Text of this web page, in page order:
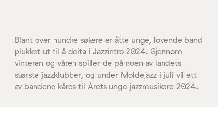
Blant over hundre søkere er åtte unge, lovende band
plukket ut til å delta i Jazzintro 2024. Gjennom
vinteren og våren spiller de på noen av landets
største jazzklubber, og under Moldejazz i juli vil ett
av bandene kåres til Årets unge jazzmusikere 2024.